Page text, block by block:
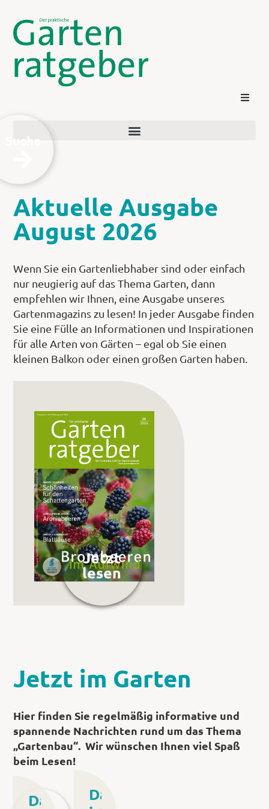
Login
Shop
Aktuelle Ausgabe
August 2026
Wenn Sie ein Gartenliebhaber sind oder einfach
nur neugierig auf das Thema Garten, dann
empfehlen wir Ihnen, eine Ausgabe unseres
Gartenmagazins zu lesen! In jeder Ausgabe finden
Sie eine Fülle an Informationen und Inspirationen
für alle Arten von Gärten – egal ob Sie einen
kleinen Balkon oder einen großen Garten haben.
Jetzt
lesen
Jetzt im Garten
Hier finden Sie regelmäßig informative und
spannende Nachrichten rund um das Thema
„Gartenbau“. Wir wünschen Ihnen viel Spaß
beim Lesen!
Das
Das